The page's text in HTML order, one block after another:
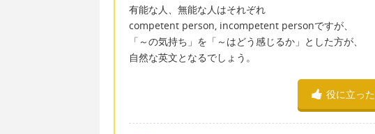
有能な人、無能な人はそれぞれ
competent person, incompetent personですが、
「～の気持ち」を「～はどう感じるか」とした方が、
自然な英文となるでしょう。
役に立った